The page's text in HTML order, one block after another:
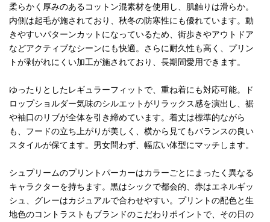
柔らかく厚みのあるコットン混素材を使用し、肌触りは滑らか。
内側は起毛が施されており、秋冬の防寒性にも優れています。動
きやすいパターンカットになっているため、街歩きやアウトドア
などアクティブなシーンにも快適。さらに耐久性も高く、プリン
トが剥がれにくい加工が施されており、長期間愛用できます。
ゆったりとしたレギュラーフィットで、重ね着にも対応可能。ド
ロップショルダー気味のシルエットがリラックス感を演出し、裾
や袖口のリブが全体を引き締めています。着丈は標準的ながら
も、フードの立ち上がりが美しく、横から見てもバランスの良い
スタイルが保てます。男女問わず、幅広い体型にマッチします。
シュプリームのプリントパーカーはカラーごとにまったく異なる
キャラクターを持ちます。黒はシックで都会的、赤はエネルギッ
シュ、グレーはカジュアルで合わせやすい。プリントの配色と生
地色のコントラストもブランドのこだわりポイントで、その日の